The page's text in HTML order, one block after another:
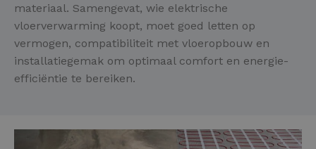
materiaal. Samengevat, wie elektrische
vloerverwarming koopt, moet goed letten op
vermogen, compatibiliteit met vloeropbouw en
installatiegemak om optimaal comfort en energie-
efficiëntie te bereiken.